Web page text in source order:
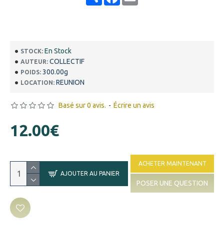
STOCK: En Stock
AUTEUR: COLLECTIF
POIDS: 300.00g
LOCATION: REUNION
Basé sur 0 avis. - Écrire un avis
12.00€
AJOUTER AU PANIER
ACHETER MAINTENANT
POSER UNE QUESTION